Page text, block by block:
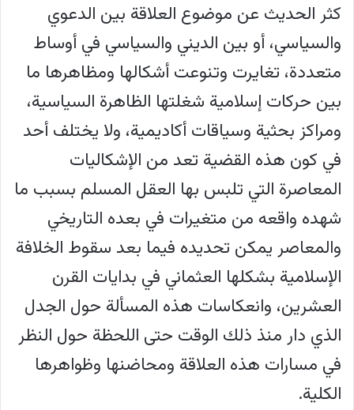
كثر الحديث عن موضوع العلاقة بين الدعوي
والسياسي، أو بين الديني والسياسي في أوساط
متعددة، تغايرت وتنوعت أشكالها ومظاهرها ما
بين حركات إسلامية شغلتها الظاهرة السياسية،
ومراكز بحثية وسياقات أكاديمية، ولا يختلف أحد
في كون هذه القضية تعد من الإشكاليات
المعاصرة التي تلبس بها العقل المسلم بسبب ما
شهده واقعه من متغيرات في بعده التاريخي
والمعاصر يمكن تحديده فيما بعد سقوط الخلافة
الإسلامية بشكلها العثماني في بدايات القرن
العشرين، وانعكاسات هذه المسألة حول الجدل
الذي دار منذ ذلك الوقت حتى اللحظة حول النظر
في مسارات هذه العلاقة ومحاضنها وظواهرها
الكلية.